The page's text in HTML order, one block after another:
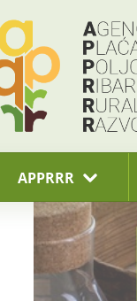
APPRRR